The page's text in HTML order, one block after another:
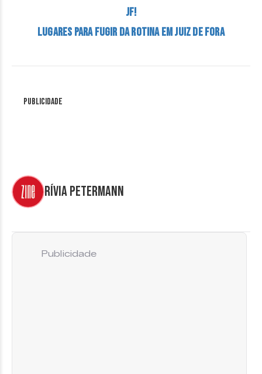
JF!
LUGARES PARA FUGIR DA ROTINA EM JUIZ DE FORA
Publicidade
Rívia Petermann
Publicidade